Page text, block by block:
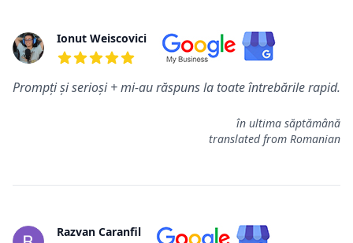
Ionut Weiscovici
Prompți și serioși + mi-au răspuns la toate întrebările rapid.
în ultima săptămână
translated from Romanian
Razvan Caranfil